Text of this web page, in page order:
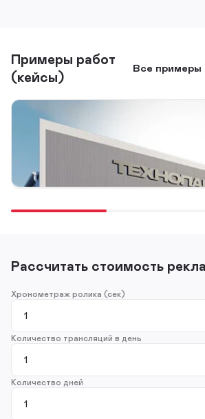
Примеры работ
(кейсы)
Все примеры
НАРУЖНАЯ РЕКЛАМА
«Технопарк»: продать склад
Рассчитать стоимость
Хронометраж ролика (сек)
Количество трансляций в день
Количество дней